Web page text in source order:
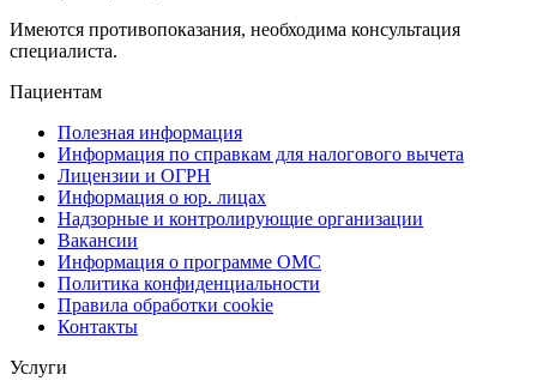
Имеются противопоказания, необходима консультация
специалиста.
Пациентам
Полезная информация
Информация по справкам для налогового вычета
Лицензии и ОГРН
Информация о юр. лицах
Надзорные и контролирующие организации
Вакансии
Информация о программе ОМС
Политика конфиденциальности
Правила обработки cookie
Контакты
Услуги